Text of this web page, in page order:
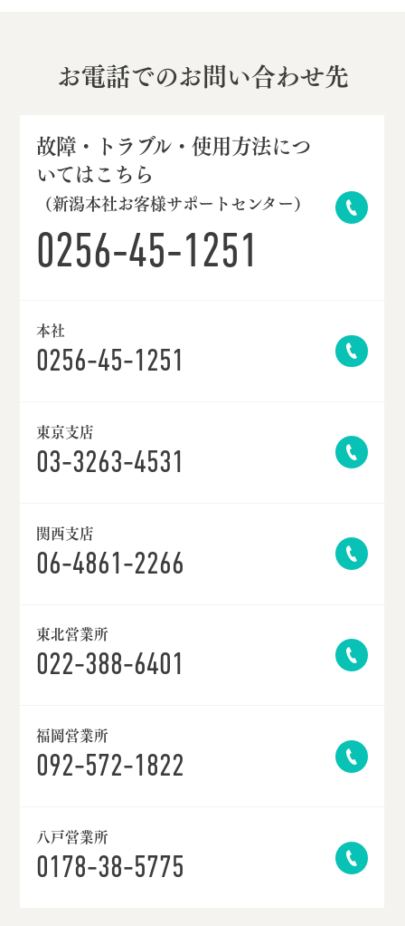
お電話でのお問い合わせ先
故障・トラブル・使用方法につ
いてはこちら
（新潟本社お客様サポートセンター）
0256-45-1251
本社
0256-45-1251
東京支店
03-3263-4531
関西支店
06-4861-2266
東北営業所
022-388-6401
福岡営業所
092-572-1822
八戸営業所
0178-38-5775